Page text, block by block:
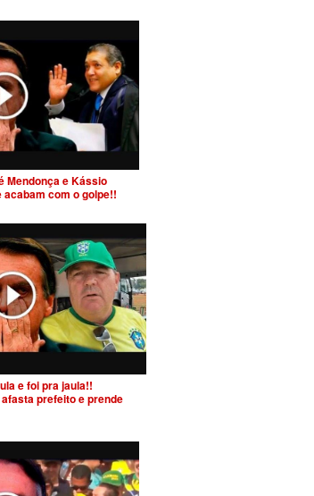
Mendonça e Kássio
com o golpe!!
e foi pra jaula!!
prefeito e prende